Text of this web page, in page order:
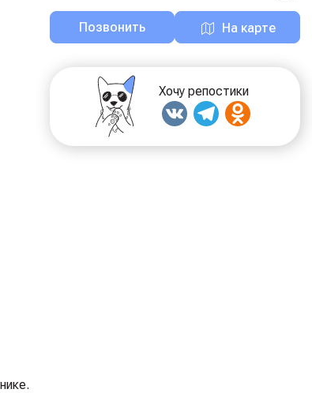
Позвонить На карте
Хочу репостики